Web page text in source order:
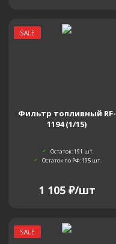
SALE
Фильтр топливный RF-
1194 (1/15)
Остаток: 191 шт.
Остаток по РФ: 195 шт.
1 105₽/шт
SALE